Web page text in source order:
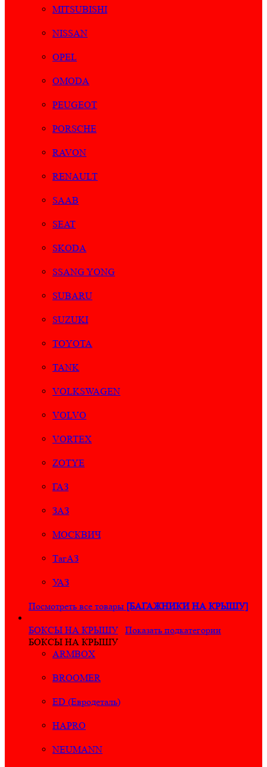
MITSUBISHI
NISSAN
OPEL
OMODA
PEUGEOT
PORSCHE
RAVON
RENAULT
SAAB
SEAT
SKODA
SSANG YONG
SUBARU
SUZUKI
TOYOTA
TANK
VOLKSWAGEN
VOLVO
VORTEX
ZOTYE
ГАЗ
ЗАЗ
МОСКВИЧ
ТагАЗ
УАЗ
Посмотреть все товары [БАГАЖНИКИ НА КРЫШУ]
БОКСЫ НА КРЫШУ
Показать подкатегории
БОКСЫ НА КРЫШУ
ARMBOX
BROOMER
ED (Евродеталь)
HAPRO
NEUMANN